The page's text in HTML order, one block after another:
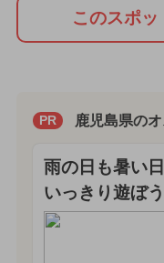
このスポ
PR 鹿児島県の
雨の日も暑い
いっきり遊ぼ